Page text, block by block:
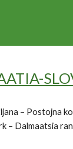
– Postojna
– Dalmaatsia